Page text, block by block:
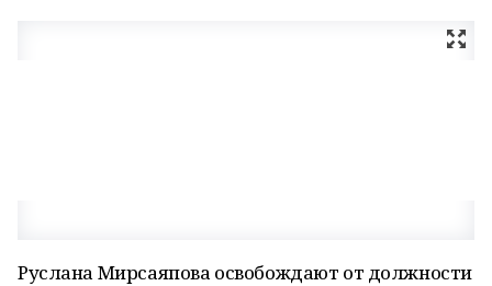
Руслана Мирсаяпова освобождают от должности